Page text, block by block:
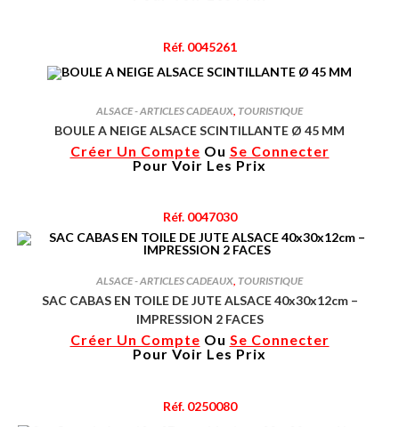
Réf. 0045261
ALSACE - ARTICLES CADEAUX TOURISTIQUE
BOULE A NEIGE ALSACE SCINTILLANTE Ø 45 MM
Créer Un Compte Ou Se Connecter
Pour Voir Les Prix
Réf. 0047030
ALSACE - ARTICLES CADEAUX, TOURISTIQUE
SAC CABAS EN TOILE DE JUTE ALSACE 40x30x12cm –
IMPRESSION 2 FACES
Créer Un Compte Ou Se Connecter
Pour Voir Les Prix
Réf. 0250080